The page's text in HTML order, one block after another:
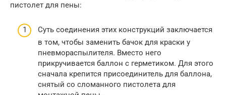
пистолет для пены:
Суть соединения этих конструкций заключается
в том, чтобы заменить бачок для краски у
пневмораспылителя. Вместо него
прикручивается баллон с герметиком. Для этого
сначала крепится присоединитель для баллона,
снятый со сломанного пистолета для